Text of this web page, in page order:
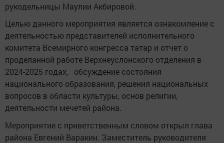
рукодельницы Маулии Акбировой.
Целью данного мероприятия является ознакомление с
деятельностью представителей исполнительного
комитета Всемирного конгресса татар и отчет о
проделанной работе Верхнеуслонского отделения в
2024-2025 годах, обсуждение состояния
национального образования, решения национальных
вопросов в области культуры, основ религии,
деятельности мечетей района.
Мероприятие с приветственным словом открыл глава
района Евгений Варакин. Заместитель руководителя